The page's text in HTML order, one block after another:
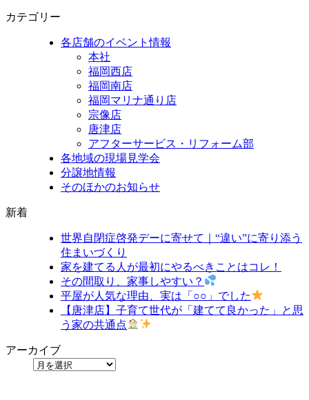
カテゴリー
各店舗のイベント情報
本社
福岡西店
福岡南店
福岡マリナ通り店
宗像店
唐津店
アフターサービス・リフォーム部
各地域の現場見学会
分譲地情報
そのほかのお知らせ
新着
世界自閉症啓発デーに寄せて｜“違い”に寄り添う
住まいづくり
家を建てる人が最初にやるべきことはコレ！
その間取り、家事しやすい？
平屋が人気な理由、実は「○○」でした
【唐津店】子育て世代が「建てて良かった」と思
う家の共通点
アーカイブ